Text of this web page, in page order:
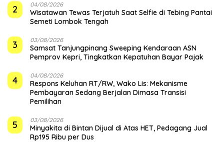
2 04/08/2026
Wisatawan Tewas Terjatuh Saat Selfie di Tebing Pantai
Semeti Lombok Tengah
3 03/08/2026
Samsat Tanjungpinang Sweeping Kendaraan ASN
Pemprov Kepri, Tingkatkan Kepatuhan Bayar Pajak
4 04/08/2026
‎Respons Keluhan RT/RW, Wako Lis: Mekanisme
Pembayaran Sedang Berjalan Dimasa Transisi
Pemilihan
5 03/08/2026
Minyakita di Bintan Dijual di Atas HET, Pedagang Jual
Rp195 Ribu per Dus